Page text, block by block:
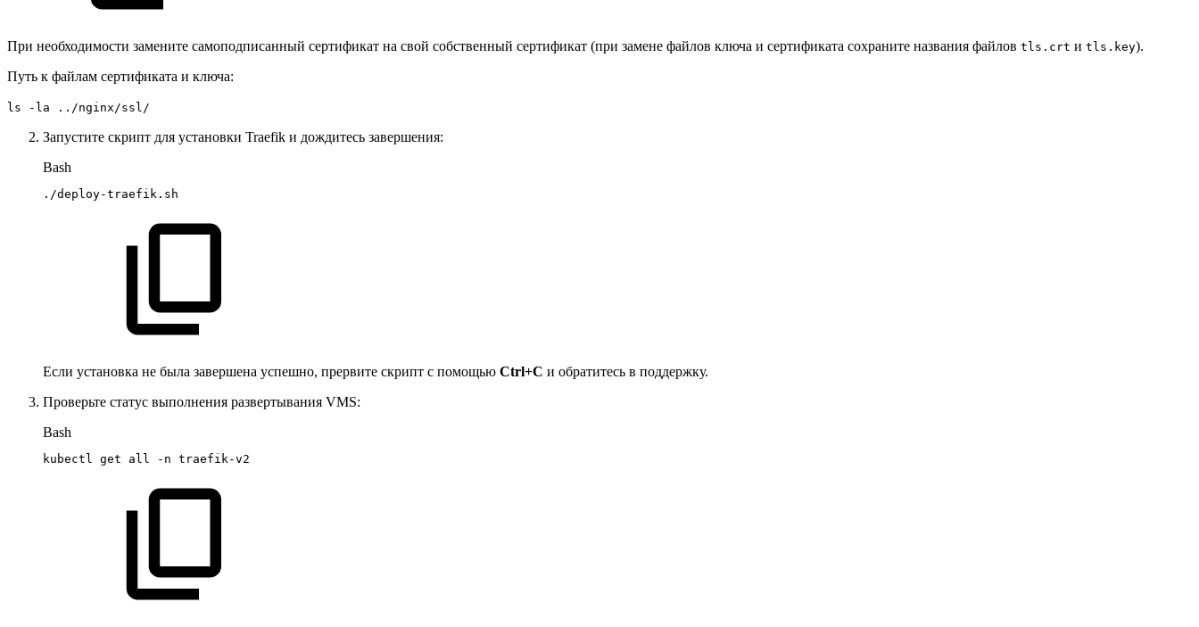
При необходимости замените самоподписанный сертификат на свой собственный сертификат (при замене файлов ключа и сертификата сохраните названия файлов tls.crt и tls.key).
Путь к файлам сертификата и ключа:
ls -la ../nginx/ssl/
Запустите скрипт для установки Traefik и дождитесь завершения:
Bash
./deploy-traefik.sh
Если установка не была завершена успешно, прервите скрипт с помощью Ctrl+C и обратитесь в поддержку.
Проверьте статус выполнения развертывания VMS:
Bash
kubectl get all -n traefik-v2